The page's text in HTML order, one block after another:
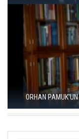
RIZA SÖNMEZ: